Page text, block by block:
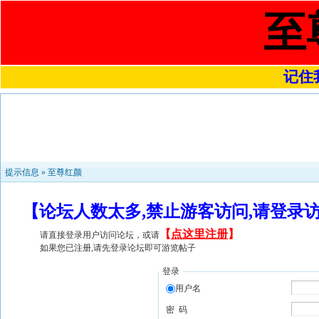
至
记住
提示信息 » 至尊红颜
【论坛人数太多,禁止游客访问,请登
请直接登录用户访问论坛，或请 【 点这里注册】
如果您已注册,请先登录论坛即可游览帖子
登录
用户名
密 码